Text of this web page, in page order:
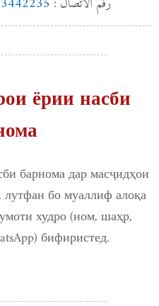
ёрии насби
барнома дар масҷидҳои
бо муаллиф алоқа
худро (ном, шаҳр,
бифиристед.